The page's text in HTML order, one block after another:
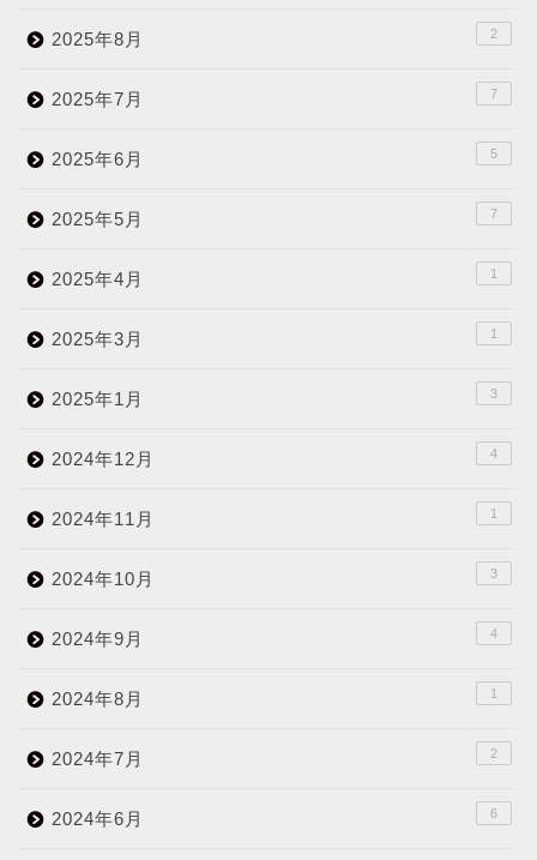
2025年8月 2
2025年7月 7
2025年6月 5
2025年5月 7
2025年4月 1
2025年3月 1
2025年1月 3
2024年12月 4
2024年11月 1
2024年10月 3
2024年9月 4
2024年8月 1
2024年7月 2
2024年6月 6